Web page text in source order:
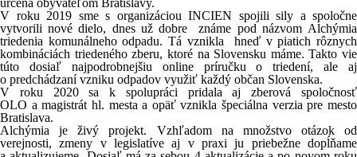
určená obyvateľom Bratislavy.
V roku 2019 sme s organizáciou INCIEN spojili sily a spoločne
vytvorili nové dielo, dnes už dobre známe pod názvom Alchýmia
triedenia komunálneho odpadu. Tá vznikla hneď v piatich rôznych
kombináciách triedeného zberu, ktoré na Slovensku máme. Takto vie
túto dosiaľ najpodrobnejšiu online príručku o triedení, ale aj
o predchádzaní vzniku odpadov využiť každý občan Slovenska.
V roku 2020 sa k spolupráci pridala aj zberová spoločnosť
OLO a magistrát hl. mesta a opäť vznikla špeciálna verzia pre mesto
Bratislava.
Alchýmia je živý projekt. Vzhľadom na množstvo otázok od
verejnosti, zmeny v legislatíve aj v praxi ju priebežne dopĺňame